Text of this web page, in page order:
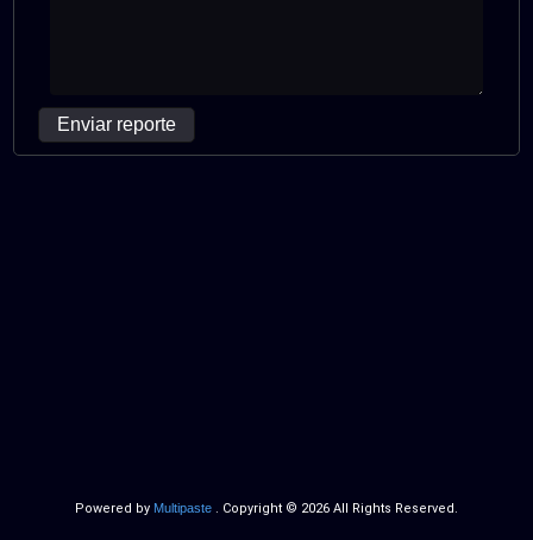
Enviar reporte
Powered by Multipaste . Copyright © 2026 All Rights Reserved.